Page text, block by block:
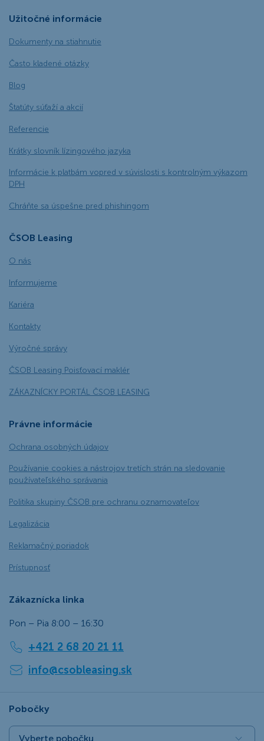
Užitočné informácie
Dokumenty na stiahnutie
Často kladené otázky
Blog
Štatúty súťaží a akcií
Referencie
Krátky slovník lízingového jazyka
Informácie k platbám vopred v súvislosti s kontrolným výkazom
DPH
Chráňte sa úspešne pred phishingom
ČSOB Leasing
O nás
Informujeme
Kariéra
Kontakty
Výročné správy
ČSOB Leasing Poisťovací maklér
ZÁKAZNÍCKY PORTÁL ČSOB LEASING
Právne informácie
Ochrana osobných údajov
Používanie cookies a nástrojov tretích strán na sledovanie
používateľského správania
Politika skupiny ČSOB pre ochranu oznamovateľov
Legalizácia
Reklamačný poriadok
Prístupnosť
Zákaznícka linka
Pon – Pia 8:00 – 16:30
+421 2 68 20 21 11
info@csobleasing.sk
Pobočky
Vyberte pobočku